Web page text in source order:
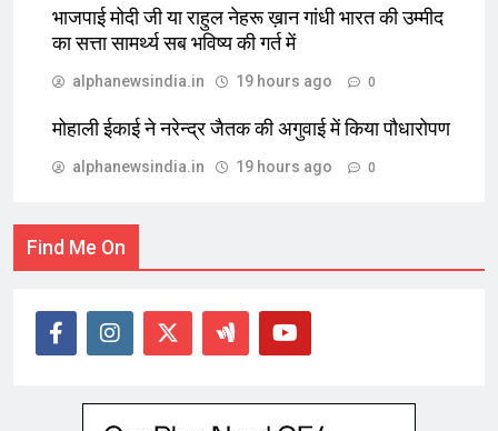
भाजपाई मोदी जी या राहुल नेहरू ख़ान गांधी भारत की उम्मीद
का सत्ता सामर्थ्य सब भविष्य की गर्त में
alphanewsindia.in 19 hours ago 0
मोहाली ईकाई ने नरेन्द्र जैतक की अगुवाई में किया पौधारोपण
alphanewsindia.in 19 hours ago 0
Find Me On